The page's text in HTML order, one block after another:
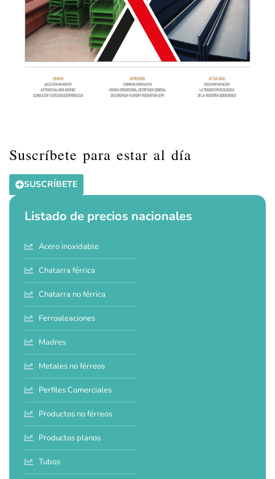
Suscríbete para estar al día
SUSCRÍBETE
Listado de precios nacionales
Acero inoxidable
Chatarra férrica
Chatarra no férrica
Ferroaleaciones
Madres
Metales no férreos
Perfiles Comerciales
Productos no férreos
Productos planos
Tubos